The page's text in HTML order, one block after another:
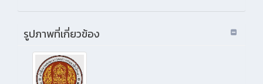
รูปภาพที่เกี่ยวข้อง